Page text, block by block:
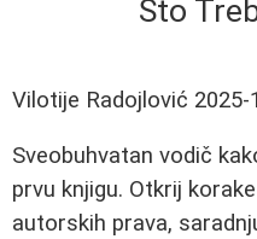
Što
Vilotije Radojlović 2025-
Sveobuhvatan vodič
prvu knjigu. Otkrij
autorskih prava,